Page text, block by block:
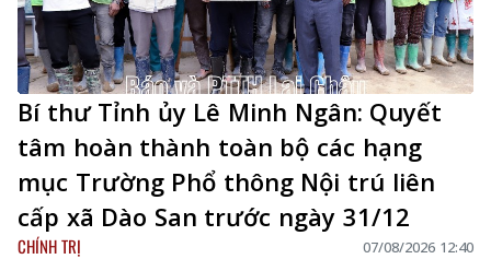
Bí thư Tỉnh ủy Lê Minh Ngân: Quyết
tâm hoàn thành toàn bộ các hạng
mục Trường Phổ thông Nội trú liên
cấp xã Dào San trước ngày 31/12
CHÍNH TRỊ 07/08/2026 12:40